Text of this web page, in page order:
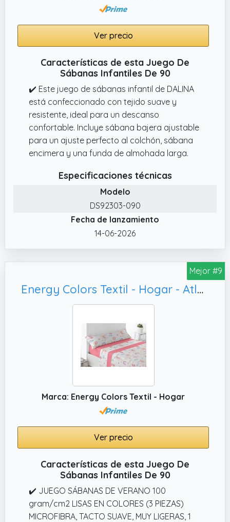
Ver precio
Características de esta Juego De
Sábanas Infantiles De 90
✔️ Este juego de sábanas infantil de DALINA
está confeccionado con tejido suave y
resistente, ideal para un descanso
confortable. Incluye sábana bajera ajustable
para un ajuste perfecto al colchón, sábana
encimera y una funda de almohada larga.
Especificaciones técnicas
Modelo
DS92303-090
Fecha de lanzamiento
14-06-2026
Mejor #9
Energy Colors Textil - Hogar - Atlanta - Juego Sábanas Estampada Infantil Cama 90 Verano Microfibra (Party)
Marca: Energy Colors Textil - Hogar
Ver precio
Características de esta Juego De
Sábanas Infantiles De 90
✔️ JUEGO SÁBANAS DE VERANO 100
gram/cm2 LISAS EN COLORES (3 PIEZAS)
MICROFIBRA, TACTO SUAVE, MUY LIGERAS, 1